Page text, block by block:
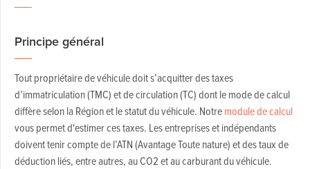
Principe général
Tout propriétaire de véhicule doit s’acquitter des taxes
d’immatriculation (TMC) et de circulation (TC) dont le mode de calcul
diffère selon la Région et le statut du véhicule. Notremodule de calcul
vous permet d'estimer ces taxes. Les entreprises et indépendants
doivent tenir compte de l’ATN (Avantage Toute nature) et des taux de
déduction liés, entre autres, au CO2 et au carburant du véhicule.